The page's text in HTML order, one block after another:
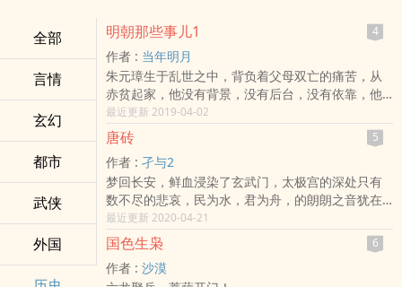
全部
言情
玄幻
都市
武侠
外国
明朝那些事儿1 4
作者 : 当年明月
朱元璋生于乱世之中，背负着父母双亡的痛苦，从
赤贫起家，他没有背景，没有后台，没有依靠，他
的一切都是自己争取来的，他经历千辛万苦，无数
次躲过死神的掌握，从死人堆里爬起来，掩埋战友
的尸体，然后继续前进，继续战斗。朱元璋的那个
时代有着无数的厉害角色，陈友谅、张士诚、王保
保个个都不是省油的灯。朱元璋用他惊人的军事天
赋战胜了这些敌人，可以说，在那个时代，最优秀
统帅的称号非朱元璋莫属。他几乎是赤手空拳，单
枪匹马凭借着自己的勇气和决心建立了庞大的帝
国。驾崩后传位于长子朱标之子朱允炆。后朱棣以
“靖难之役”的名义夺位。
最近更新 2019-04-02
唐砖 5
作者 : 孑与2
梦回长安，鲜血浸染了玄武门，太极宫的深处只有
数不尽的悲哀，民为水，君为舟，的朗朗之音犹在
长安大地回绕，异族的铁蹄却再一次踏破了玉门
关，此恨何及？
坟墓里的李世民眼见子民涂炭，该发出怎样的怒
号？栏杆拍遍，只能见九州陆沉！
最近更新 2020-04-21
国色生枭 6
作者 : 沙漠